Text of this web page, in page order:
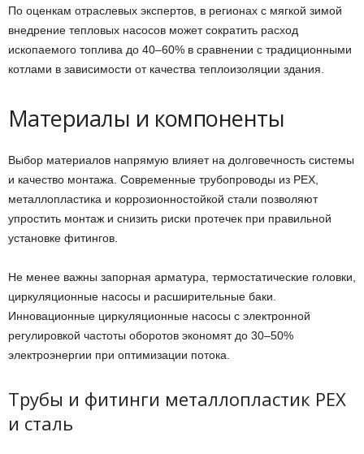
По оценкам отраслевых экспертов, в регионах с мягкой зимой
внедрение тепловых насосов может сократить расход
ископаемого топлива до 40–60% в сравнении с традиционными
котлами в зависимости от качества теплоизоляции здания.
Материалы и компоненты
Выбор материалов напрямую влияет на долговечность системы
и качество монтажа. Современные трубопроводы из PEX,
металлопластика и коррозионностойкой стали позволяют
упростить монтаж и снизить риски протечек при правильной
установке фитингов.
Не менее важны запорная арматура, термостатические головки,
циркуляционные насосы и расширительные баки.
Инновационные циркуляционные насосы с электронной
регулировкой частоты оборотов экономят до 30–50%
электроэнергии при оптимизации потока.
Трубы и фитинги металлопластик PEX
и сталь